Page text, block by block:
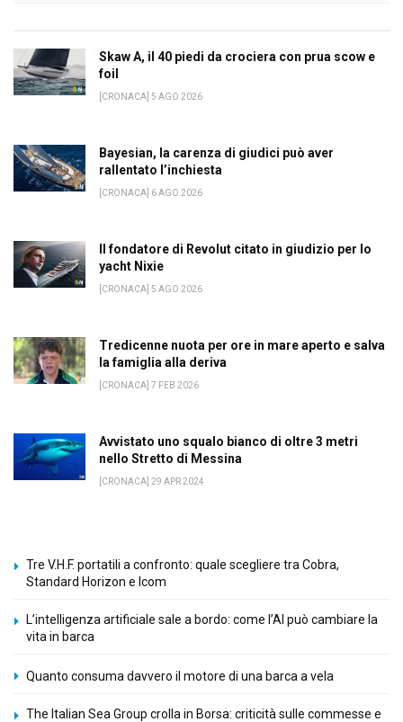
Skaw A, il 40 piedi da crociera con prua scow e
foil
[CRONACA] 5 AGO 2026
Bayesian, la carenza di giudici può aver
rallentato l’inchiesta
[CRONACA] 6 AGO 2026
Il fondatore di Revolut citato in giudizio per lo
yacht Nixie
[CRONACA] 5 AGO 2026
Tredicenne nuota per ore in mare aperto e salva
la famiglia alla deriva
[CRONACA] 7 FEB 2026
Avvistato uno squalo bianco di oltre 3 metri
nello Stretto di Messina
[CRONACA] 29 APR 2024
Tre V.H.F. portatili a confronto: quale scegliere tra Cobra,
Standard Horizon e Icom
L’intelligenza artificiale sale a bordo: come l’AI può cambiare la
vita in barca
Quanto consuma davvero il motore di una barca a vela
The Italian Sea Group crolla in Borsa: criticità sulle commesse e